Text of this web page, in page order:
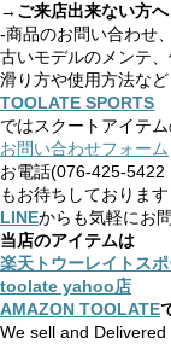
→ご来店出来ない方
-商品のお問い合わせ
古いモデルのメンテ
滑り方や使用方法など
TOOLATE SPORTS
ではスクートアイテ
お問い合わせフォーム
お電話(076-425-5422
もお待ちしております
LINEからも気軽にお
当店のアイテムは
楽天トウーレイトス
toolate yahoo店
AMAZON TOOLATE
We sell and